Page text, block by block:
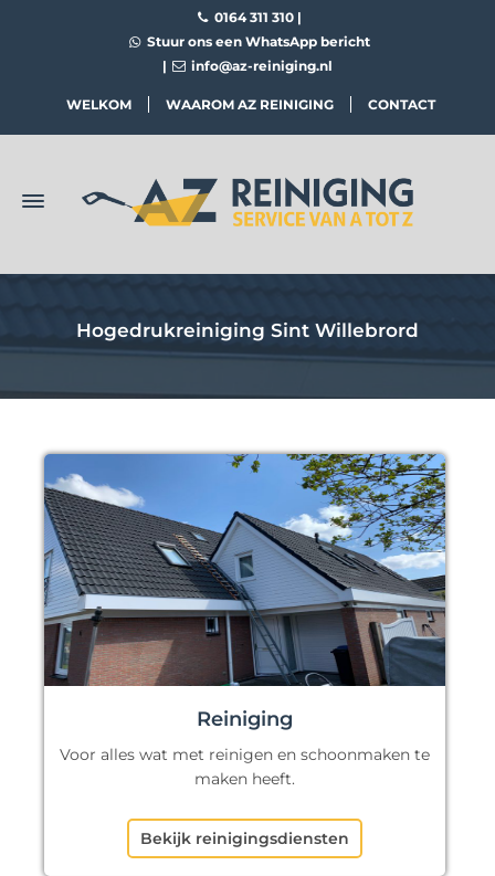
0164 311 310 |
Stuur ons een WhatsApp bericht
|
info@az-reiniging.nl
WELKOM WAAROM AZ REINIGING CONTACT
Hogedrukreiniging Sint Willebrord
Reiniging
Voor alles wat met reinigen en schoonmaken te
maken heeft.
Bekijk reinigingsdiensten